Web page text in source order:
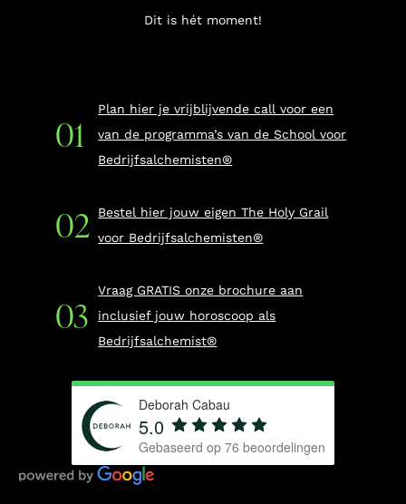
Dit is hét moment!
Plan hier je vrijblijvende call voor een
van de programma’s van de School voor
Bedrijfsalchemisten®
Bestel hier jouw eigen The Holy Grail
voor Bedrijfsalchemisten®
Vraag GRATIS onze brochure aan
inclusief jouw horoscoop als
Bedrijfsalchemist®
Deborah Cabau
5.0
Gebaseerd op 76 beoordelingen